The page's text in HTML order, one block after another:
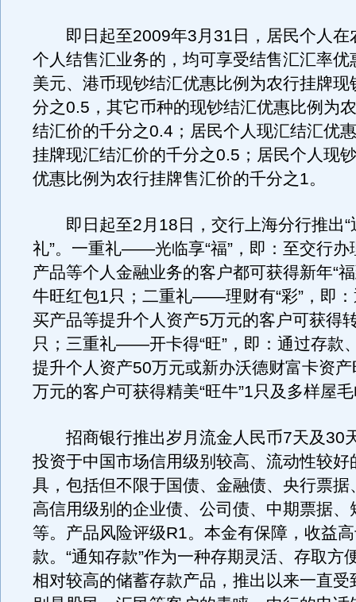
即日起至2009年3月31日，居民个人在
个人结售汇业务的，均可享受结售汇汇率优
美元、港币现钞结汇优惠比例为农行挂牌现
分之0.5，其它币种的现钞结汇优惠比例为
结汇价的千分之0.4；居民个人现汇结汇优
挂牌现汇结汇价的千分之0.5；居民个人现
优惠比例为农行挂牌售汇价的千分之1。
即日起至2月18日，交行上海分行推出“
礼”。一重礼——光临享“福”，即：至交行办
产品等个人金融业务的客户都可获得新年“
牛旺红包1只；二重礼——理财有“彩”，即
买产品等提升个人资产5万元的客户可获得
只；三重礼——开卡得“旺”，即：通过存款
提升个人资产50万元或新办沃德财富卡资
万元的客户可获得精美“旺牛”1只及多样屋
招商银行推出岁月流金人民币7天及30
投资于中国市场信用级别较高、流动性较好
具，包括但不限于国债、金融债、央行票据
高信用级别的企业债、公司债、中期票据、
等。产品风险评级R1。本金有保障，收益
款。“通知存款”作为一种存期灵活、存取方
相对较高的储蓄存款产品，推出以来一直受